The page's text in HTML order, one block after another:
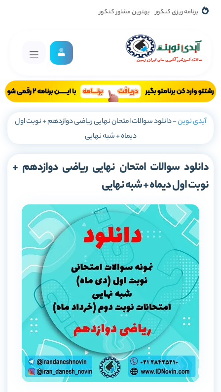
برنامه ریزی کنکور بهترین مشاور کنکور
آیدی نوین-دانلود سوالات امتحان نهایی ریاضی دوازدهم + نوبت اول
دیماه + شبه نهایی
دانلود سوالات امتحان نهایی ریاضی دوازدهم +
نوبت اول دیماه + شبه نهایی